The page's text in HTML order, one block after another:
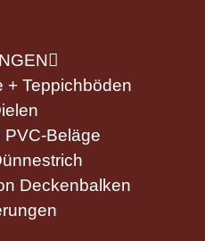
+ Teppichböden
PVC-Beläge
Deckenbalken